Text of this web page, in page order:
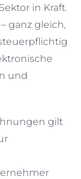
in Kraft.
ganz gleich,
und
gilt